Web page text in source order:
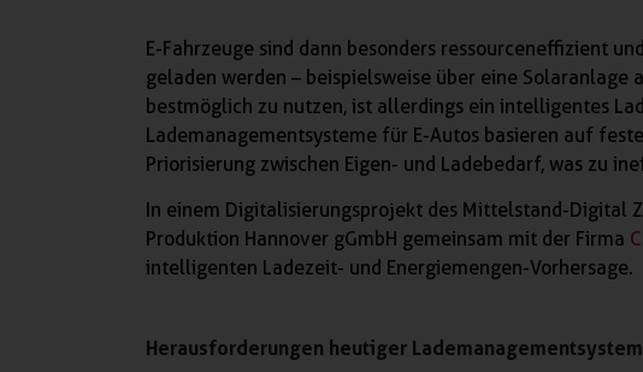
E-Fahrzeuge sind dann besonders ressourceneffizient
geladen werden – beispielsweise über eine Solaranlage
bestmöglich zu nutzen, ist allerdings ein intelligentes
Lademanagementsysteme für E-Autos basieren auf
Priorisierung zwischen Eigen- und Ladebedarf, was zu
In einem Digitalisierungsprojekt des Mittelstand-Digital
Produktion Hannover gGmbH gemeinsam mit der Firma
intelligenten Ladezeit- und Energiemengen-Vorhersage.
Herausforderungen heutiger